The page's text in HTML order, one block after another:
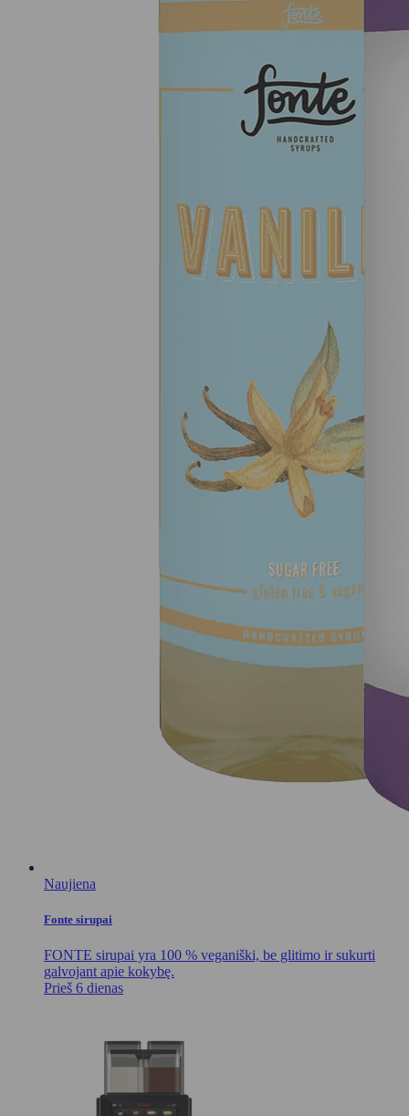
Naujiena
Fonte sirupai
FONTE sirupai yra 100 % veganiški, be glitimo ir sukurti
galvojant apie kokybę.
Prieš 6 dienas